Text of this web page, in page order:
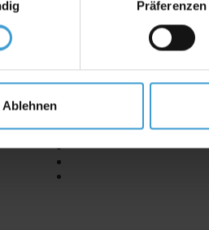
Präferenzen
Ablehnen
Dein Job bei Sensosports
Referenzen/ Presse
AGB
Widerruf
Kontakt
Impressum